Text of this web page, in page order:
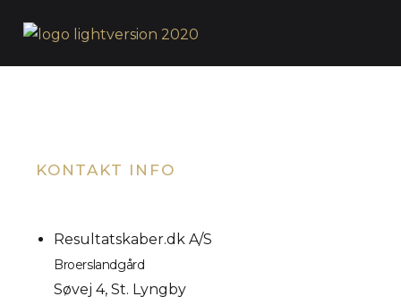
KONTAKT INFO
Resultatskaber.dk A/S
Broerslandgård
Søvej 4, St. Lyngby